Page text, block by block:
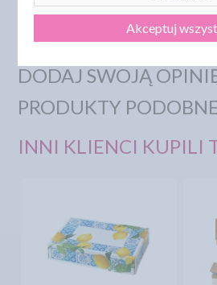
DODAJ SWOJĄ
PRODUKTY
INNI KLIENCI KUPILI
Akceptuj